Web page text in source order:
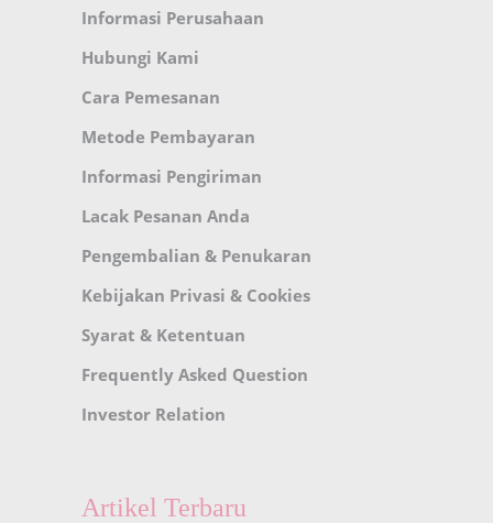
Informasi Perusahaan
Hubungi Kami
Cara Pemesanan
Metode Pembayaran
Informasi Pengiriman
Lacak Pesanan Anda
Pengembalian & Penukaran
Kebijakan Privasi & Cookies
Syarat & Ketentuan
Frequently Asked Question
Investor Relation
Artikel Terbaru